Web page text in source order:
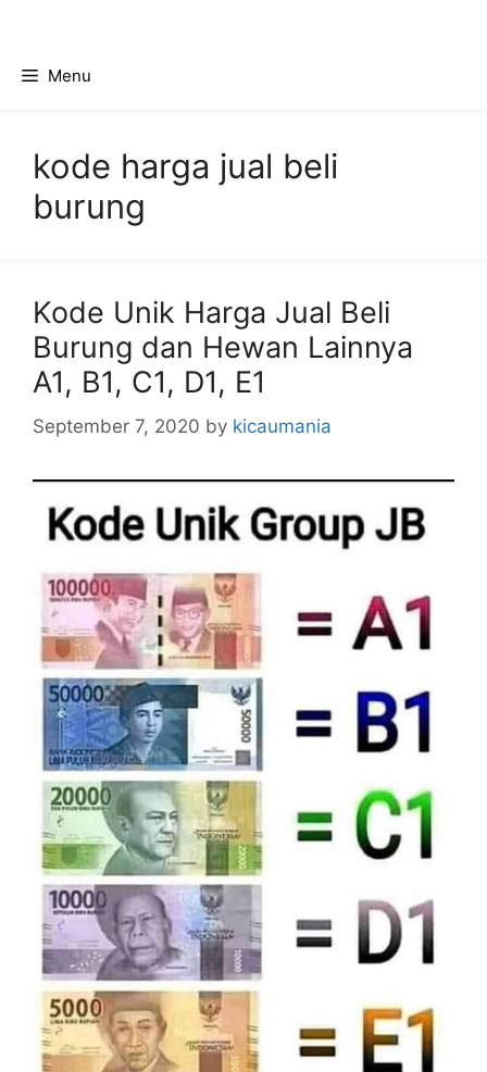
contentMenu
kode harga jual beli
burung
Kode Unik Harga Jual Beli
Burung dan Hewan Lainnya
A1, B1, C1, D1, E1
September 7, 2020 by kicaumania